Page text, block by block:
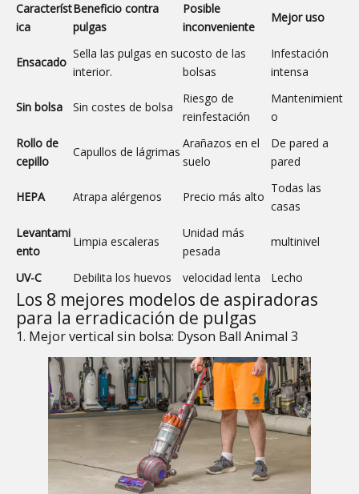
Característ
ica
Beneficio contra
pulgas
Posible
inconveniente
Mejor uso
Ensacado
Sella las pulgas en su
interior.
costo de las
bolsas
Infestación
intensa
Sin bolsa Sin costes de bolsa
Riesgo de
reinfestación
Mantenimient
o
Rollo de
cepillo
Capullos de lágrimas
Arañazos en el
suelo
De pared a
pared
HEPA Atrapa alérgenos Precio más alto
Todas las
casas
Levantami
ento
Limpia escaleras
Unidad más
pesada
multinivel
UV-C Debilita los huevos velocidad lenta Lecho
Los 8 mejores modelos de aspiradoras
para la erradicación de pulgas
1. Mejor vertical sin bolsa: Dyson Ball Animal 3